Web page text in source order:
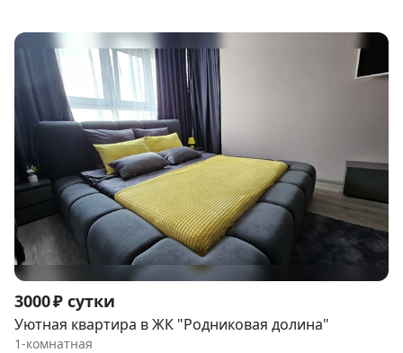
Item
1
of
3000 ₽ сутки
Уютная квартира в ЖК "Родниковая долина"
1-комнатная